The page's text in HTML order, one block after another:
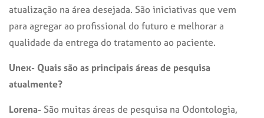
atualização na área desejada. São iniciativas que vem
para agregar ao profissional do futuro e melhorar a
qualidade da entrega do tratamento ao paciente.
Unex- Quais são as principais áreas de pesquisa
atualmente?
Lorena- São muitas áreas de pesquisa na Odontologia,